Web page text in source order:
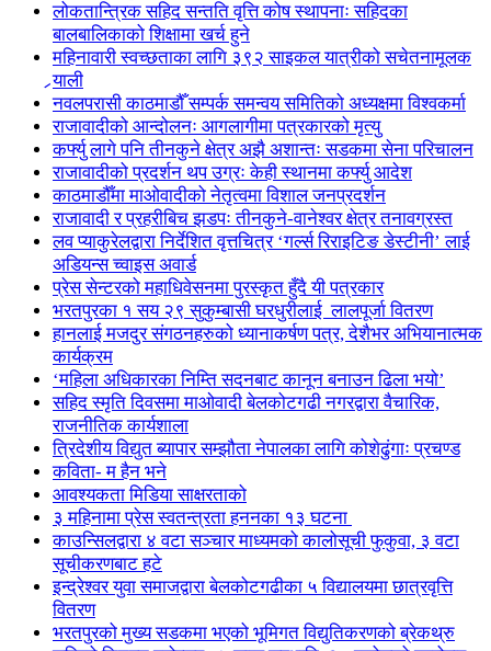
लोकतान्त्रिक सहिद सन्तति वृत्ति कोष स्थापनाः सहिदका
बालबालिकाको शिक्षामा खर्च हुने
महिनावारी स्वच्छताका लागि ३९२ साइकल यात्रीको सचेतनामूलक
र्‍याली
नवलपरासी काठमाडौँ सम्पर्क समन्वय समितिको अध्यक्षमा विश्वकर्मा
राजावादीको आन्दोलनः आगलागीमा पत्रकारको मृत्यु
कर्फ्यु लागे पनि तीनकुने क्षेत्र अझै अशान्तः सडकमा सेना परिचालन
राजावादीको प्रदर्शन थप उग्रः केही स्थानमा कर्फ्यु आदेश
काठमाडौँमा माओवादीको नेतृत्वमा विशाल जनप्रदर्शन
राजावादी र प्रहरीबिच झडपः तीनकुने-वानेश्वर क्षेत्र तनावग्रस्त
लव प्याकुरेलद्वारा निर्देशित वृत्तचित्र ‘गर्ल्स रिराइटिङ डेस्टीनी’ लाई
अडियन्स च्वाइस अवार्ड
प्रेस सेन्टरको महाधिवेसनमा पुरस्कृत हुँदै यी पत्रकार
भरतपुरका १ सय २९ सुकुम्बासी घरधुरीलाई लालपूर्जा वितरण
हानलाई मजदुर संगठनहरुको ध्यानाकर्षण पत्र, देशैभर अभियानात्मक
कार्यक्रम
‘महिला अधिकारका निम्ति सदनबाट कानून बनाउन ढिला भयो’
सहिद स्मृति दिवसमा माओवादी बेलकोटगढी नगरद्वारा वैचारिक,
राजनीतिक कार्यशाला
त्रिदेशीय विद्युत ब्यापार सम्झौता नेपालका लागि कोशेढुंगाः प्रचण्ड
कविता- म हैन भने
आवश्यकता मिडिया साक्षरताको
३ महिनामा प्रेस स्वतन्त्रता हननका १३ घटना
काउन्सिलद्वारा ४ वटा सञ्चार माध्यमको कालोसूची फुकुवा, ३ वटा
सूचीकरणबाट हटे
इन्द्रेश्वर युवा समाजद्वारा बेलकोटगढीका ५ विद्यालयमा छात्रवृत्ति
वितरण
भरतपुरको मुख्य सडकमा भएको भूमिगत विद्युतिकरणको ब्रेकथ्रु